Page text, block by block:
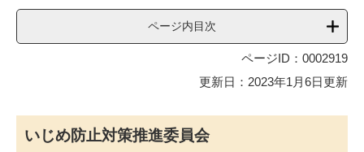
ページ内目次
ページID：0002919
更新日：2023年1月6日更新
いじめ防止対策推進委員会